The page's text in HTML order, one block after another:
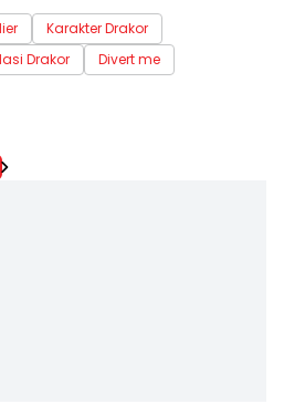
Karakter Drakor
Drakor Divert me